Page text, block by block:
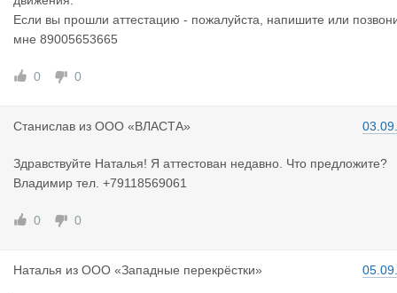
Если вы прошли аттестацию - пожалуйста, напишите или
мне 89005653665
0 0
Станислав из ООО «ВЛАСТА»
Здравствуйте Наталья! Я аттестован недавно. Что предложите?
Владимир тел. +79118569061
0 0
Наталья из ООО «Западные перекрёстки»